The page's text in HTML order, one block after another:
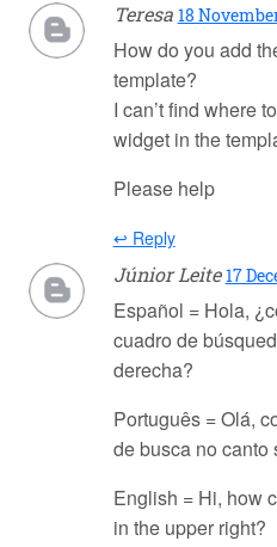
Teresa 18
How do you add
template?
I can’t find where
widget in the
Please help
↩ Reply
Júnior Leite 17
Español = Hola,
cuadro de
derecha?
Português = Olá,
de busca no canto
English = Hi, how
in the upper right?